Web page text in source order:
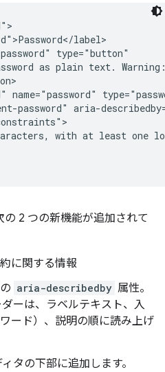
label>
type="button"
as plain text.
name="password"
password" aria-
with at least one
の 2 つの新機能が追加されて
に関する情報
aria-describedby 属性。
ーは、ラベルテキスト、入
ード）、説明の順に読み上げ
タの下部に追加します。